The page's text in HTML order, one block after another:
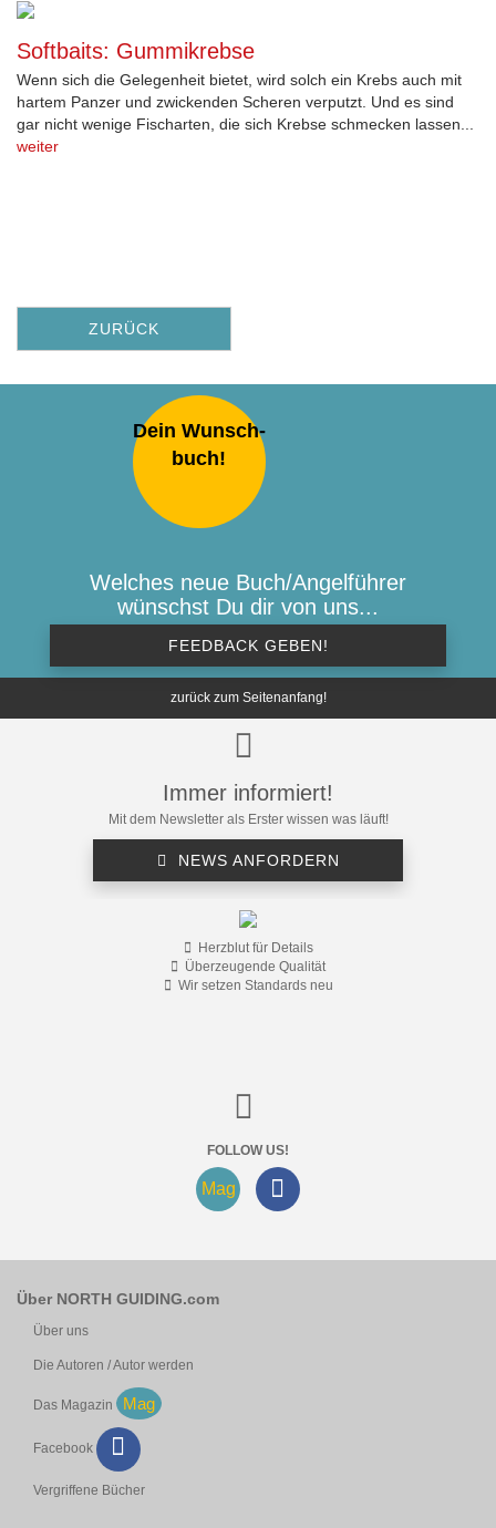
Softbaits: Gummikrebse
Wenn sich die Gelegenheit bietet, wird solch ein Krebs auch mit
hartem Panzer und zwickenden Scheren verputzt. Und es sind
gar nicht wenige Fischarten, die sich Krebse schmecken lassen...
weiter
ZURÜCK
Dein Wunsch-
buch!
Welches neue Buch/Angelführer
wünschst Du dir von uns...
FEEDBACK GEBEN!
zurück zum Seitenanfang!
Immer informiert!
Mit dem Newsletter als Erster wissen was läuft!
NEWS ANFORDERN
Herzblut für Details
Überzeugende Qualität
Wir setzen Standards neu
FOLLOW US!
Mag
Über NORTH GUIDING.com
Über uns
Die Autoren / Autor werden
Das Magazin Mag
Facebook
Vergriffene Bücher